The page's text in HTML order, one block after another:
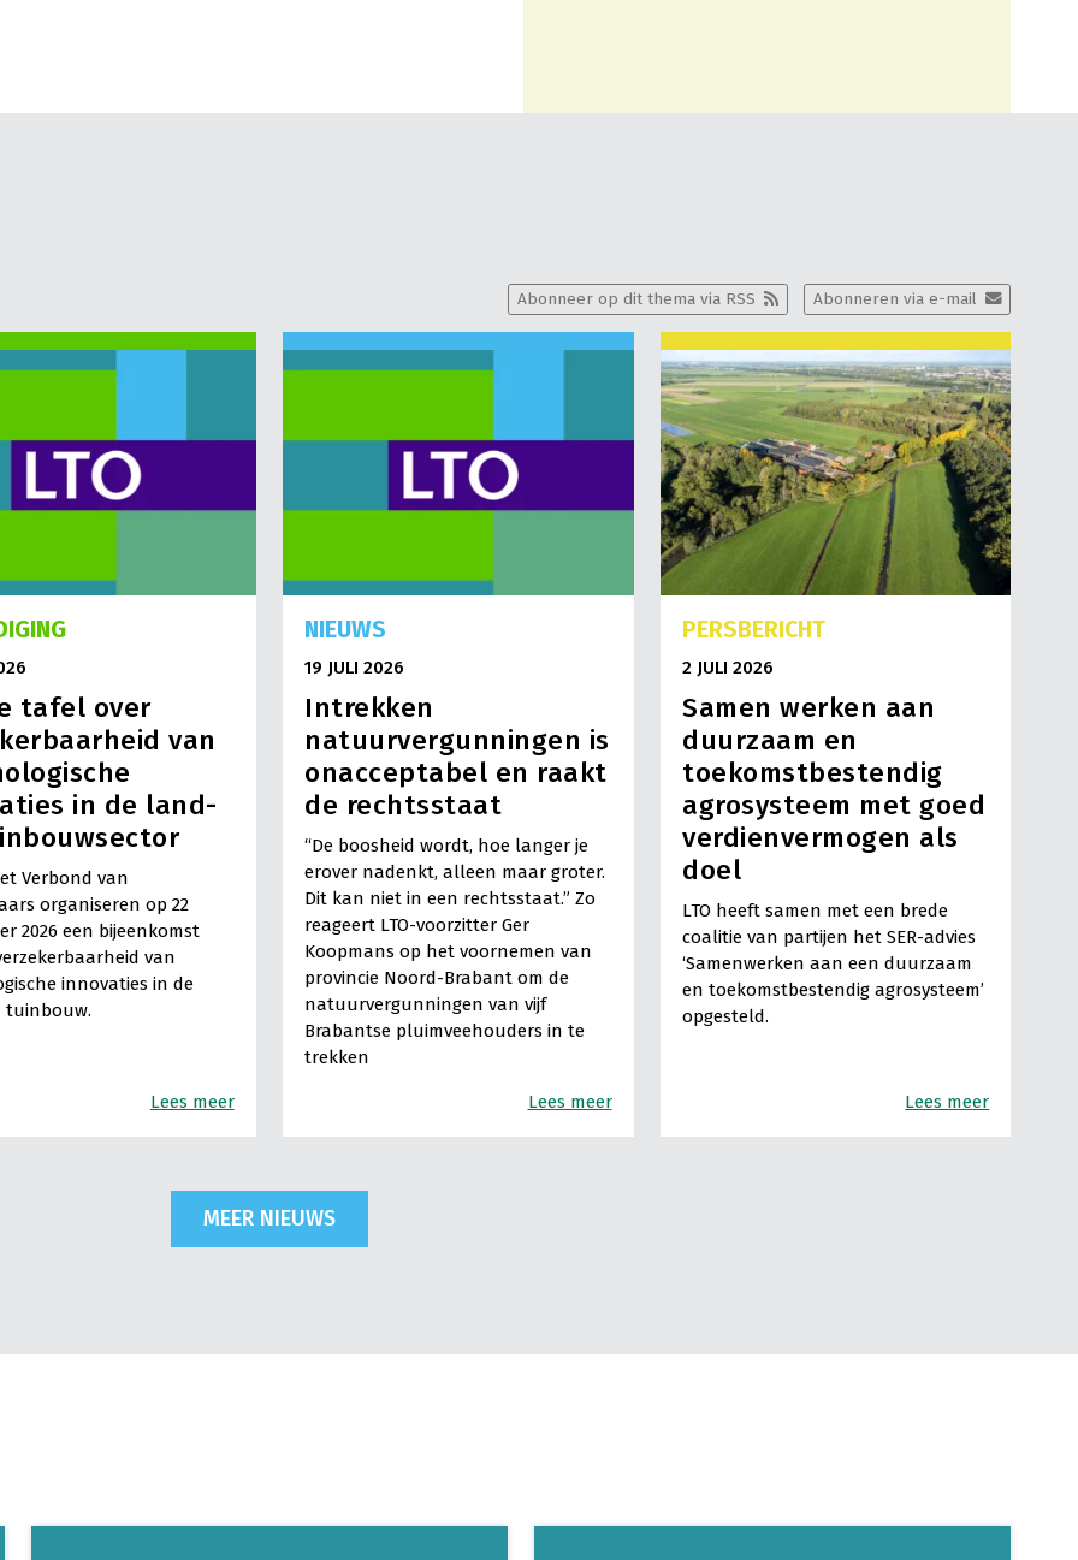
Verdere beprijzing van flexibele arbeid is
verdienmodellen te creëren is het belangrijk dat
sector internationaal onderscheidend en wordt
heeft daarom samen met betrokken partijen de
Daartoe is het
opgericht. In de
steeds belangrijker.
Abonneren via e-mail
Abonneer op dit thema via RSS
tafel over
van
in de land-
Verbond van
organiseren op 22
2026 een bijeenkomst
van
innovaties in de
tuinbouw.
Lees meer
NIEUWS
19 JULI 2026
Intrekken
natuurvergunningen is
onacceptabel en raakt
de rechtsstaat
“De boosheid wordt, hoe langer je
erover nadenkt, alleen maar groter.
Dit kan niet in een rechtsstaat.” Zo
reageert LTO-voorzitter Ger
Koopmans op het voornemen van
provincie Noord-Brabant om de
natuurvergunningen van vijf
Brabantse pluimveehouders in te
trekken
Lees meer
PERSBERICHT
2 JULI 2026
Samen werken aan
duurzaam en
toekomstbestendig
agrosysteem met goed
verdienvermogen als
doel
LTO heeft samen met een brede
coalitie van partijen het SER-advies
‘Samenwerken aan een duurzaam
en toekomstbestendig agrosysteem’
opgesteld.
Lees meer
MEER NIEUWS